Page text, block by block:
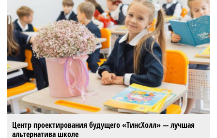
Центр проектирования будущего «ТинсХолл» — лучшая
альтернатива школе